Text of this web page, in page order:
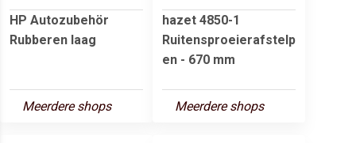
HP Autozubehör
Rubberen laag
Meerdere shops
hazet 4850-1
Ruitensproeierafstelp
en - 670 mm
Meerdere shops